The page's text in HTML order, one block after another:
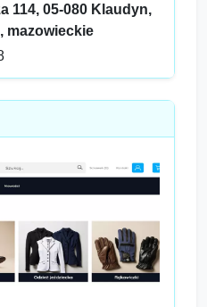
114, 05-080 Klaudyn,
mazowieckie